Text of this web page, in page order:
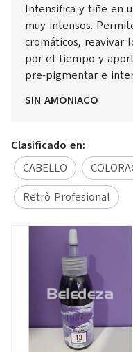
Intensifica y tiñe en
muy intensos.
cromáticos, reavivar
por el tiempo y
pre-pigmentar e
SIN AMONIACO
Clasificado en:
CABELLO
Retrò Profesional